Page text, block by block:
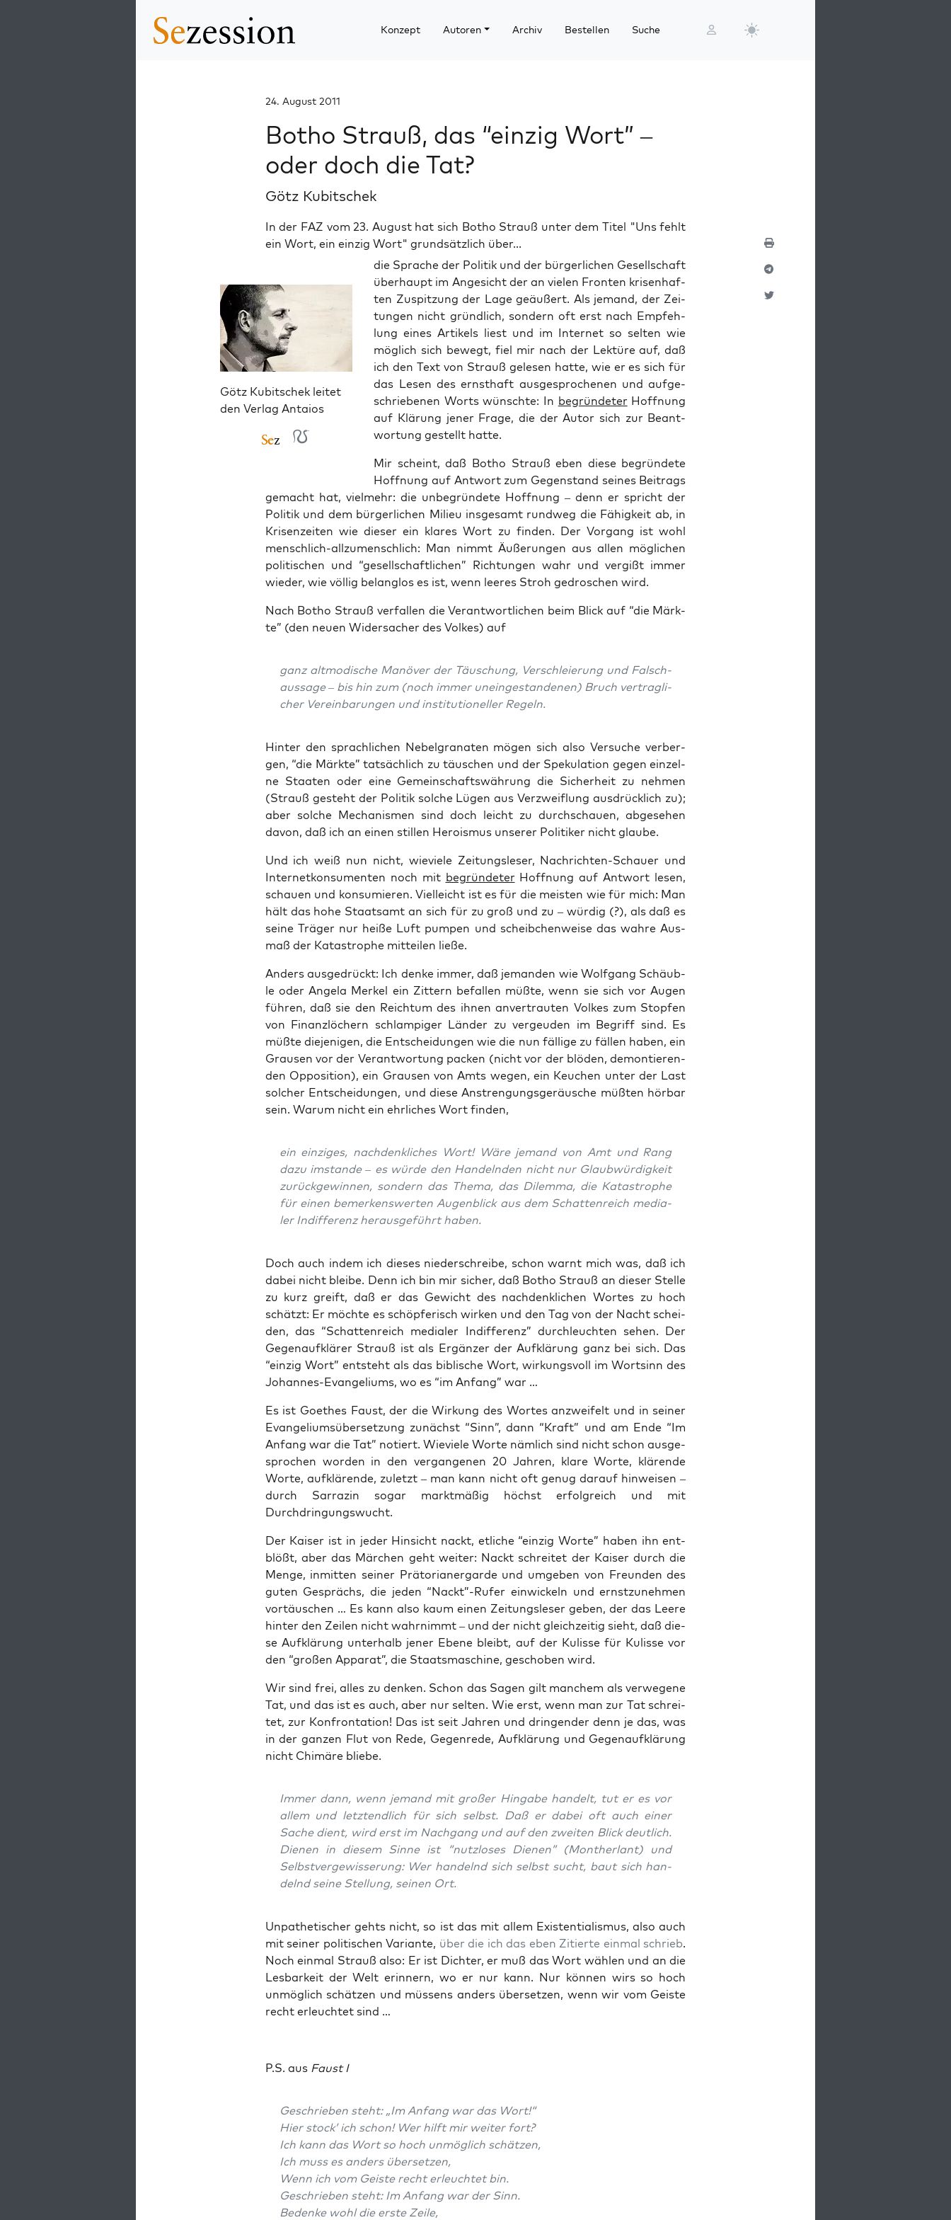
Konzept Autoren Archiv Bestellen Suche
24. August 2011
Botho Strauß, das “einzig Wort” –
oder doch die Tat?
Götz Kubitschek
In der FAZ vom 23. August hat sich Botho Strauß unter dem Titel "Uns fehlt
ein Wort, ein einzig Wort" grundsätzlich über...
Götz Kubitschek leitet
den Verlag Antaios
die Spra­che der Poli­tik und der bür­ger­li­chen Gesell­schaft
über­haupt im Ange­sicht der an vie­len Fron­ten kri­sen­haf­
ten Zuspit­zung der Lage geäu­ßert. Als jemand, der Zei­
tun­gen nicht gründ­lich, son­dern oft erst nach Emp­feh­
lung eines Arti­kels liest und im Inter­net so sel­ten wie
mög­lich sich bewegt, fiel mir nach der Lek­tü­re auf, daß
ich den Text von Strauß gele­sen hat­te, wie er es sich für
das Lesen des ernst­haft aus­ge­spro­che­nen und auf­ge­
schrie­be­nen Worts wünsch­te: In begrün­de­terHoff­nung
auf Klä­rung jener Fra­ge, die der Autor sich zur Beant­
wor­tung gestellt hatte.
Mir scheint, daß Botho Strauß eben die­se begrün­de­te
Hoff­nung auf Ant­wort zum Gegen­stand sei­nes Bei­trags
gemacht hat, viel­mehr: die unbe­grün­de­te Hoff­nung – denn er spricht der
Poli­tik und dem bür­ger­li­chen Milieu ins­ge­samt rund­weg die Fähig­keit ab, in
Kri­sen­zei­ten wie die­ser ein kla­res Wort zu fin­den. Der Vor­gang ist wohl
mensch­lich-all­zu­mensch­lich: Man nimmt Äuße­run­gen aus allen mög­li­chen
poli­ti­schen und “gesell­schaft­li­chen” Rich­tun­gen wahr und ver­gißt immer
wie­der, wie völ­lig belang­los es ist, wenn lee­res Stroh gedro­schen wird.
Nach Botho Strauß ver­fal­len die Ver­ant­wort­li­chen beim Blick auf “die Märk­
te” (den neu­en Wider­sa­cher des Vol­kes) auf
ganz alt­mo­di­sche Manö­ver der Täu­schung, Ver­schleie­rung und Falsch­
aus­sa­ge – bis hin zum (noch immer unein­ge­stan­de­nen) Bruch ver­trag­li­
cher Ver­ein­ba­run­gen und insti­tu­tio­nel­ler Regeln.
Hin­ter den sprach­li­chen Nebel­gra­na­ten mögen sich also Ver­su­che ver­ber­
gen, “die Märk­te” tat­säch­lich zu täu­schen und der Spe­ku­la­ti­on gegen ein­zel­
ne Staa­ten oder eine Gemein­schafts­wäh­rung die Sicher­heit zu neh­men
(Strauß gesteht der Poli­tik sol­che Lügen aus Ver­zweif­lung aus­drück­lich zu);
aber sol­che Mecha­nis­men sind doch leicht zu durch­schau­en, abge­se­hen
davon, daß ich an einen stil­len Hero­is­mus unse­rer Poli­ti­ker nicht glaube.
Und ich weiß nun nicht, wie­vie­le Zei­tungs­le­ser, Nach­rich­ten-Schau­er und
Inter­net­kon­su­men­ten noch mit begrün­de­terHoff­nung auf Ant­wort lesen,
schau­en und kon­su­mie­ren. Viel­leicht ist es für die meis­ten wie für mich: Man
hält das hohe Staats­amt an sich für zu groß und zu – wür­dig (?), als daß es
sei­ne Trä­ger nur hei­ße Luft pum­pen und scheib­chen­wei­se das wah­re Aus­
maß der Kata­stro­phe mit­tei­len ließe.
Anders aus­ge­drückt: Ich den­ke immer, daß jeman­den wie Wolf­gang Schäub­
le oder Ange­la Mer­kel ein Zit­tern befal­len müß­te, wenn sie sich vor Augen
füh­ren, daß sie den Reich­tum des ihnen anver­trau­ten Vol­kes zum Stop­fen
von Finanz­lö­chern schlam­pi­ger Län­der zu ver­geu­den im Begriff sind. Es
müß­te die­je­ni­gen, die Ent­schei­dun­gen wie die nun fäl­li­ge zu fäl­len haben, ein
Grau­sen vor der Ver­ant­wor­tung packen (nicht vor der blö­den, demon­tie­ren­
den Oppo­si­ti­on), ein Grau­sen von Amts wegen, ein Keu­chen unter der Last
sol­cher Ent­schei­dun­gen, und die­se Anstren­gungs­ge­räu­sche müß­ten hör­bar
sein. War­um nicht ein ehr­li­ches Wort finden,
ein ein­zi­ges, nach­denk­li­ches Wort! Wäre jemand von Amt und Rang
dazu imstan­de – es wür­de den Han­deln­den nicht nur Glaub­wür­dig­keit
zurück­ge­win­nen, son­dern das The­ma, das Dilem­ma, die Kata­stro­phe
für einen bemer­kens­wer­ten Augen­blick aus dem Schat­ten­reich media­
ler Indif­fe­renz her­aus­ge­führt haben.
Doch auch indem ich die­ses nie­der­schrei­be, schon warnt mich was, daß ich
dabei nicht blei­be. Denn ich bin mir sicher, daß Botho Strauß an die­ser Stel­le
zu kurz greift, daß er das Gewicht des nach­denk­li­chen Wor­tes zu hoch
schätzt: Er möch­te es schöp­fe­risch wir­ken und den Tag von der Nacht schei­
den, das “Schat­ten­reich media­ler Indif­fe­renz” durch­leuch­ten sehen. Der
Gegen­auf­klä­rer Strauß ist als Ergän­zer der Auf­klä­rung ganz bei sich. Das
“ein­zig Wort” ent­steht als das bibli­sche Wort, wir­kungs­voll im Wort­sinn des
Johan­nes-Evan­ge­li­ums, wo es “im Anfang” war …
Es ist Goe­thes Faust, der die Wir­kung des Wor­tes anzwei­felt und in sei­ner
Evan­ge­li­ums­über­set­zung zunächst “Sinn”, dann “Kraft” und am Ende “Im
Anfang war die Tat” notiert. Wie­vie­le Wor­te näm­lich sind nicht schon aus­ge­
spro­chen wor­den in den ver­gan­ge­nen 20 Jah­ren, kla­re Wor­te, klä­ren­de
Wor­te, auf­klä­ren­de, zuletzt – man kann nicht oft genug dar­auf hin­wei­sen –
durch Sar­ra­zin sogar markt­mä­ßig höchst erfolg­reich und mit
Durchdringungswucht.
Der Kai­ser ist in jeder Hin­sicht nackt, etli­che “ein­zig Wor­te” haben ihn ent­
blößt, aber das Mär­chen geht wei­ter: Nackt schrei­tet der Kai­ser durch die
Men­ge, inmit­ten sei­ner Prä­to­ria­ner­gar­de und umge­ben von Freun­den des
guten Gesprächs, die jeden “Nackt”-Rufer ein­wi­ckeln und ernst­zu­neh­men
vor­täu­schen … Es kann also kaum einen Zei­tungs­le­ser geben, der das Lee­re
hin­ter den Zei­len nicht wahr­nimmt – und der nicht gleich­zei­tig sieht, daß die­
se Auf­klä­rung unter­halb jener Ebe­ne bleibt, auf der Kulis­se für Kulis­se vor
den “gro­ßen Appa­rat”, die Staats­ma­schi­ne, gescho­ben wird.
Wir sind frei, alles zu den­ken. Schon das Sagen gilt man­chem als ver­we­ge­ne
Tat, und das ist es auch, aber nur sel­ten. Wie erst, wenn man zur Tat schrei­
tet, zur Kon­fron­ta­ti­on! Das ist seit Jah­ren und drin­gen­der denn je das, was
in der gan­zen Flut von Rede, Gegen­re­de, Auf­klä­rung und Gegen­auf­klä­rung
nicht Chi­mä­re bliebe.
Immer dann, wenn jemand mit gro­ßer Hin­ga­be han­delt, tut er es vor
allem und letzt­end­lich für sich selbst. Daß er dabei oft auch einer
Sache dient, wird erst im Nach­gang und auf den zwei­ten Blick deut­lich.
Die­nen in die­sem Sin­ne ist “nutz­lo­ses Die­nen” (Mon­t­her­lant) und
Selbst­ver­ge­wis­se­rung: Wer han­delnd sich selbst sucht, baut sich han­
delnd sei­ne Stel­lung, sei­nen Ort.
Unpa­the­ti­scher gehts nicht, so ist das mit allem Exis­ten­tia­lis­mus, also auch
mit sei­ner poli­ti­schen Vari­an­te, über die ich das eben Zitier­te ein­mal schrieb.
Noch ein­mal Strauß also: Er ist Dich­ter, er muß das Wort wäh­len und an die
Les­bar­keit der Welt erin­nern, wo er nur kann. Nur kön­nen wirs so hoch
unmög­lich schät­zen und müs­sens anders über­set­zen, wenn wir vom Geis­te
recht erleuch­tet sind …
P.S. aus Faust I
Geschrie­ben steht: „Im Anfang war das Wort!“
Hier stock’ ich schon! Wer hilft mir wei­ter fort?
Ich kann das Wort so hoch unmög­lich schätzen,
Ich muss es anders übersetzen,
Wenn ich vom Geis­te recht erleuch­tet bin.
Geschrie­ben steht: Im Anfang war der Sinn.
Beden­ke wohl die ers­te Zeile,